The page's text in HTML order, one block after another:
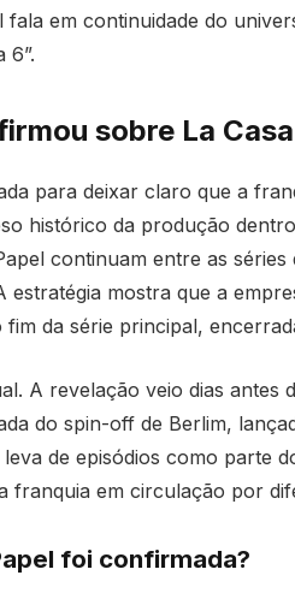
em continuidade do
6”.
sobre La
para deixar claro que a
histórico da produção
continuam entre as séries
estratégia mostra que a
da série principal,
A revelação veio dias antes
do spin-off de Berlim,
de episódios como parte
franquia em circulação por
foi confirmada?